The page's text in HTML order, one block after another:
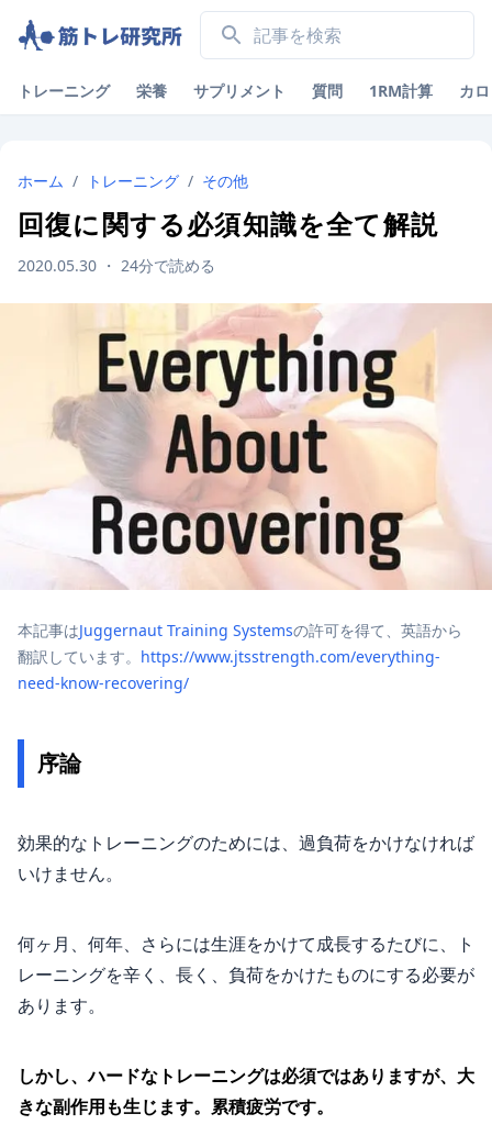
トレーニング 栄養 サプリメント 質問 1RM計算 カ
ホーム / トレーニング / その他
回復に関する必須知識を全て解説
2020.05.30 ・ 24分で読める
本記事はJuggernaut Training Systemsの許可を得て、英語から
翻訳しています。 https://www.jtsstrength.com/everything-
need-know-recovering/
序論
効果的なトレーニングのためには、過負荷をかけなければ
いけません。
何ヶ月、何年、さらには生涯をかけて成長するたびに、ト
レーニングを辛く、長く、負荷をかけたものにする必要が
あります。
しかし、ハードなトレーニングは必須ではありますが、大
きな副作用も生じます。累積疲労です。